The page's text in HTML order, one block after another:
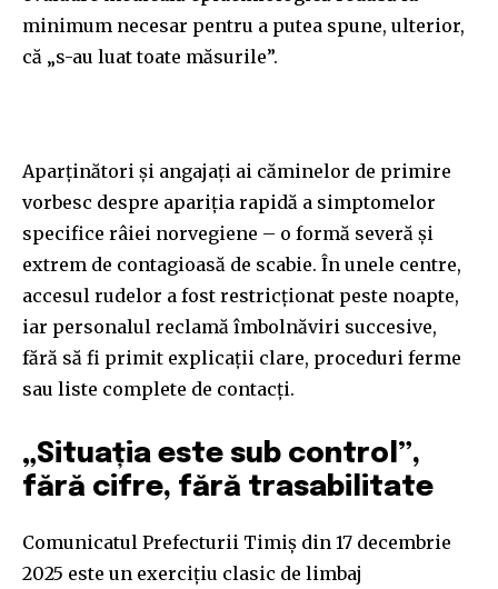
minimum necesar pentru a putea spune, ulterior,
că „s-au luat toate măsurile”.
Aparținători și angajați ai căminelor de primire
vorbesc despre apariția rapidă a simptomelor
specifice râiei norvegiene – o formă severă și
extrem de contagioasă de scabie. În unele centre,
accesul rudelor a fost restricționat peste noapte,
iar personalul reclamă îmbolnăviri succesive,
fără să fi primit explicații clare, proceduri ferme
sau liste complete de contacți.
„Situația este sub control”,
fără cifre, fără trasabilitate
Comunicatul Prefecturii Timiș din 17 decembrie
2025 este un exercițiu clasic de limbaj